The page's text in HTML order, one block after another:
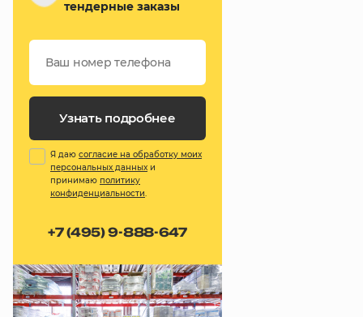
тендерные заказы
Узнать подробнее
Я даю согласие на обработку моих
персональных данных и
принимаю политику
конфиденциальности.
+7 (495) 9-888-647